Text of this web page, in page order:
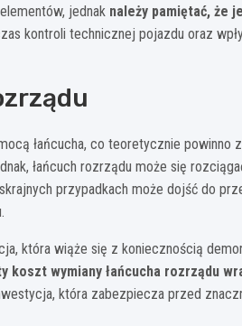
jednak należy pamiętać, że
kontroli technicznej pojazdu oraz
łańcucha, co teoretycznie powinno
łańcuch rozrządu może się
przypadkach może dojść do
która wiąże się z koniecznością
koszt wymiany łańcucha rozrządu
która zabezpiecza przed